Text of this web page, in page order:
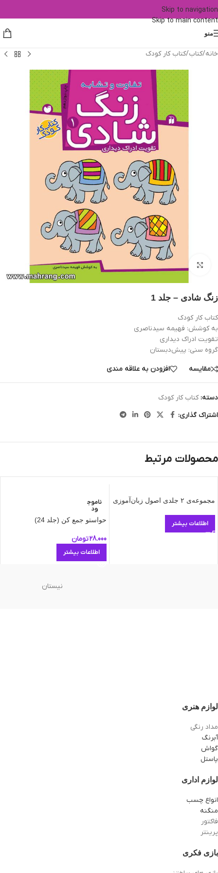
Skip to navigation
Skip to main content
منو
خانه/کتاب/کتاب کار کودک
زنگ شادی – جلد 1
کتاب کار کودک
به کوشش: فهيمه سيدناصری
تقویت ادراک دیداری
گروه سنی: پيش‌دبستان
مقایسه افزودن به علاقه مندی
دسته: کتاب کار کودک
اشتراک گذاری:
محصولات مرتبط
مجموعه‌ی ۲ جلدی اصول زبان‌آموزی
اطلاعات بیشتر
ناموج
ود
حواستو جمع کن (جلد 24)
28.000تومان
اطلاعات بیشتر
نیستان
لوازم هنری
مداد رنگی
آبرنگ
گواش
پاستل
لوازم اداری
انواع چسب
منگنه
فاکتور
پرینتر
بازی فکری